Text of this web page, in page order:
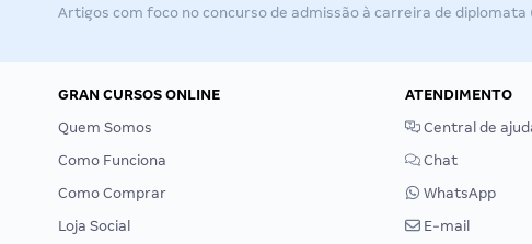
Artigos com foco no concurso de admissão à carreira de
GRAN CURSOS ONLINE
Quem Somos
Como Funciona
Como Comprar
Loja Social
ATENDIMENTO
Central de
Chat
WhatsApp
E-mail